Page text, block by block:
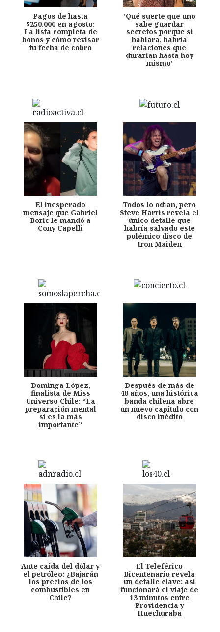
Pagos de hasta
$250.000 en agosto:
La lista completa de
bonos y cómo revisar
tu fecha de cobro
'Qué suerte que uno
sabe guardar
secretos porque si
hablara, habría
relaciones que
durarían hasta hoy
mismo'
El inesperado
mensaje que Gabriel
Boric le mandó a
Cony Capelli
Todos lo odian, pero
Steve Harris revela el
único detalle que
habría salvado este
polémico disco de
Iron Maiden
Dominga López,
finalista de Miss
Universo Chile: “La
preparación mental
sí es la más
importante”
Después de más de
40 años, una histórica
banda chilena abre
un nuevo capítulo con
disco inédito
Ante caída del dólar y
el petróleo: ¿Bajarán
los precios de los
combustibles en
Chile?
El Teleférico
Bicentenario revela
un detalle clave: así
funcionará el viaje de
13 minutos entre
Providencia y
Huechuraba